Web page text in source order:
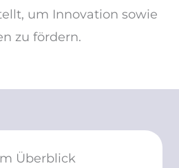
um Innovation sowie
zu fördern.
Überblick